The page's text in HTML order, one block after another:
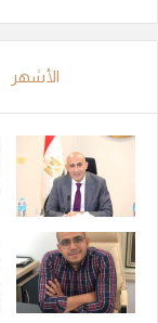
الأشهر